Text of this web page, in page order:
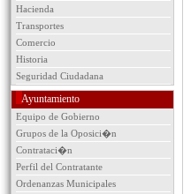
Hacienda
Transportes
Comercio
Historia
Seguridad Ciudadana
Ayuntamiento
Equipo de Gobierno
Grupos de la Oposici�n
Contrataci�n
Perfil del Contratante
Ordenanzas Municipales